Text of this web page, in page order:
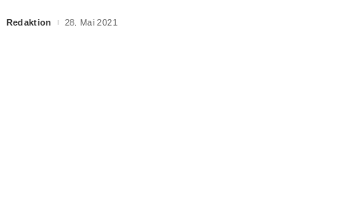
Posted
Redaktion 28. Mai 2021